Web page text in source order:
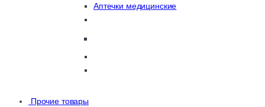
Аптечки медицинские
Прочие товары